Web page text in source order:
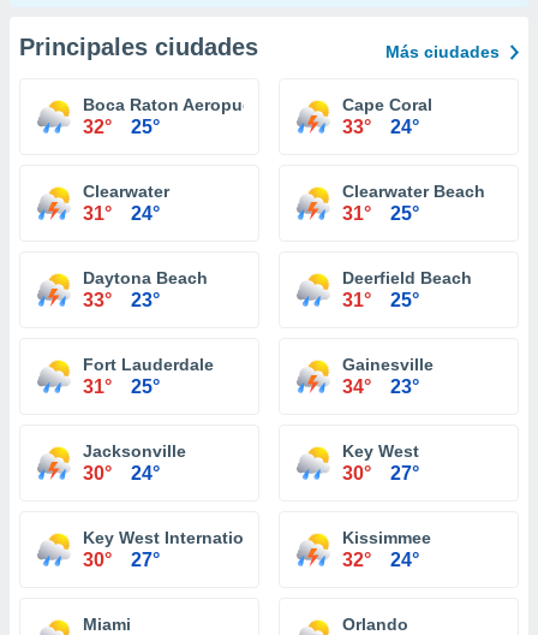
Principales ciudades Más ciudades
Boca Raton Aeropuerto
32° 25°
Cape Coral
33° 24°
Clearwater
31° 24°
Clearwater Beach
31° 25°
Daytona Beach
33° 23°
Deerfield Beach
31° 25°
Fort Lauderdale
31° 25°
Gainesville
34° 23°
Jacksonville
30° 24°
Key West
30° 27°
Key West International Airport
30° 27°
Kissimmee
32° 24°
Miami Orlando